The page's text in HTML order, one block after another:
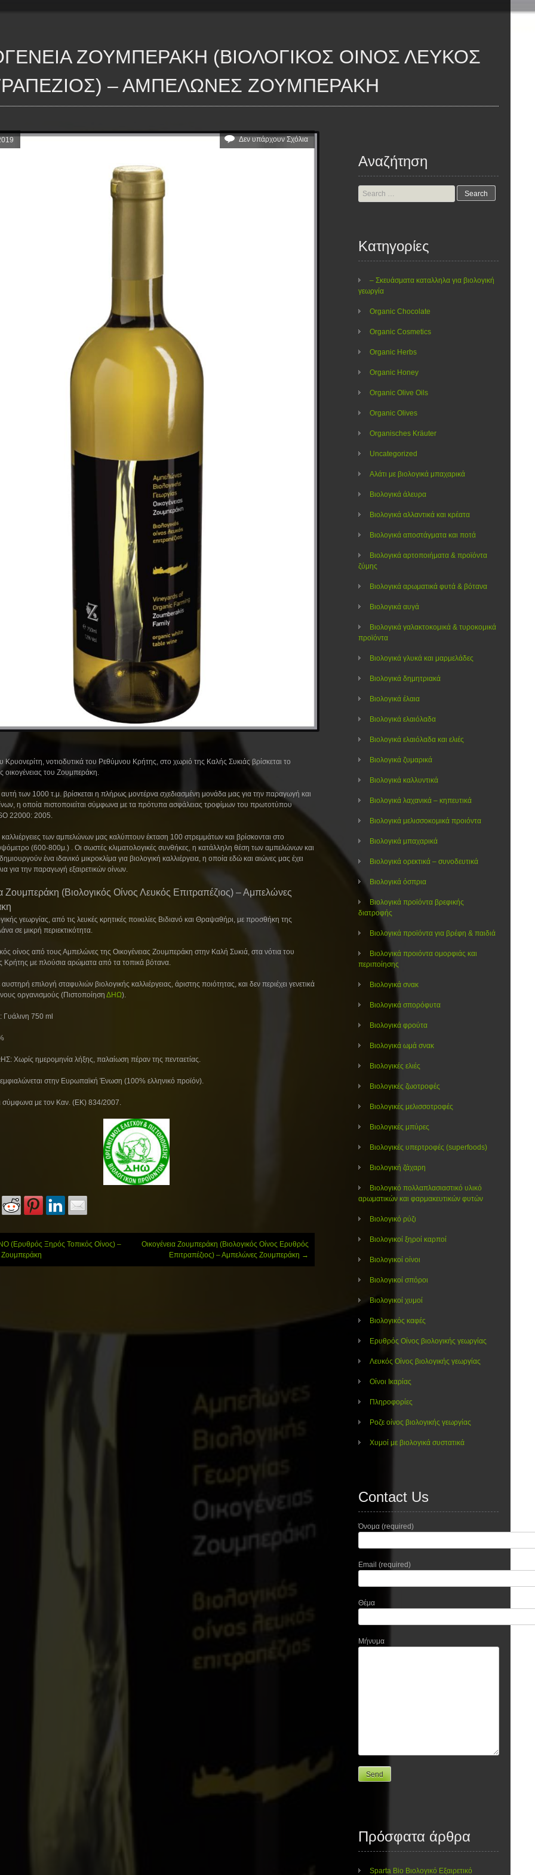
– ΑΜΠΕΛΏΝΕΣ ΖΟΥΜΠΕΡΆΚΗ
Δεν υπάρχουν Σχόλια
Κρυονερίτη, νοτιοδυτικά του Ρεθύμνου Κρήτης, στο χωριό της Καλής Συκιάς βρίσκεται το
οικογένειας του Ζουμπεράκη.
αυτή των 1000 τ.μ. βρίσκεται η πλήρως μοντέρνα σχεδιασμένη μονάδα μας για την παραγωγή και
η οποία πιστοποιείται σύμφωνα με τα πρότυπα ασφάλειας τροφίμων του πρωτοτύπου
22000: 2005.
καλλιέργειες των αμπελώνων μας καλύπτουν έκταση 100 στρεμμάτων και βρίσκονται στο
(600-800μ.) . Οι σωστές κλιματολογικές συνθήκες, η κατάλληλη θέση των αμπελώνων και
ένα ιδανικό μικροκλίμα για βιολογική καλλιέργεια, η οποία εδώ και αιώνες μας έχει
για την παραγωγή εξαιρετικών οίνων.
Ζουμπεράκη (Βιολογικός Οίνος Λευκός Επιτραπέζιος) – Αμπελώνες
γεωργίας, από τις λευκές κρητικές ποικιλίες Βιδιανό και Θραψαθήρι, με προσθήκη της
σε μικρή περιεκτικότητα.
οίνος από τους Αμπελώνες της Οικογένειας Ζουμπεράκη στην Καλή Συκιά, στα νότια του
Κρήτης με πλούσια αρώματα από τα τοπικά βότανα.
επιλογή σταφυλιών βιολογικής καλλιέργειας, άριστης ποιότητας, και δεν περιέχει γενετικά
οργανισμούς (Πιστοποίηση ΔΗΩ).
750 ml
Χωρίς ημερομηνία λήξης, παλαίωση πέραν της πενταετίας.
εμφιαλώνεται στην Ευρωπαϊκή Ένωση (100% ελληνικό προϊόν).
σύμφωνα με τον Καν. (ΕΚ) 834/2007.
(Ερυθρός Ξηρός Τοπικός Οίνος) –
Οικογένεια Ζουμπεράκη (Βιολογικός Οίνος Ερυθρός
Επιτραπέζιος) – Αμπελώνες Ζουμπεράκη →
Αναζήτηση
Search
for:
Kατηγορίες
– Σκευάσματα καταλληλα για βιολογική
γεωργία
Organic Chocolate
Organic Cosmetics
Organic Herbs
Organic Honey
Organic Olive Oils
Organic Olives
Organisches Kräuter
Uncategorized
Αλάτι με βιολογικά μπαχαρικά
Βιολογικά άλευρα
Βιολογικά αλλαντικά και κρέατα
Βιολογικά αποστάγματα και ποτά
Βιολογικά αρτοποιήματα & προϊόντα
ζύμης
Βιολογικά αρωματικά φυτά & βότανα
Βιολογικά αυγά
Βιολογικά γαλακτοκομικά & τυροκομικά
προϊόντα
Βιολογικά γλυκά και μαρμελάδες
Βιολογικά δημητριακά
Βιολογικά έλαια
Βιολογικά ελαιόλαδα
Βιολογικά ελαιόλαδα και ελιές
Βιολογικά ζυμαρικά
Βιολογικά καλλυντικά
Βιολογικά λαχανικά – κηπευτικά
Βιολογικά μελισσοκομικά προιόντα
Βιολογικά μπαχαρικά
Βιολογικά ορεκτικά – συνοδευτικά
Βιολογικά όσπρια
Βιολογικά προϊόντα βρεφικής
διατροφής
Βιολογικά προϊόντα για βρέφη & παιδιά
Βιολογικά προιόντα ομορφιάς και
περιποίησης
Βιολογικά σνακ
Βιολογικά σπορόφυτα
Βιολογικά φρούτα
Βιολογικά ωμά σνακ
Βιολογικές ελιές
Βιολογικές ζωοτροφές
Βιολογικές μελισσοτροφές
Βιολογικές μπύρες
Βιολογικές υπερτροφές (superfoods)
Βιολογική ζάχαρη
Βιολογικό πολλαπλασιαστικό υλικό
αρωματικών και φαρμακευτικών φυτών
Βιολογικό ρύζι
Βιολογικοί ξηροί καρποί
Βιολογικοί οίνοι
Βιολογικοί σπόροι
Βιολογικοί χυμοί
Βιολογικός καφές
Ερυθρός Οίνος βιολογικής γεωργίας
Λευκός Οίνος βιολογικής γεωργίας
Οίνοι Ικαρίας
Πληροφορίες
Ροζε οίνος βιολογικής γεωργίας
Χυμοί με βιολογικά συστατικά
Contact Us
Όνομα (required)
Email (required)
Θέμα
Μήνυμα
Πρόσφατα άρθρα
Sparta Bio Βιολογικό Εξαιρετικό